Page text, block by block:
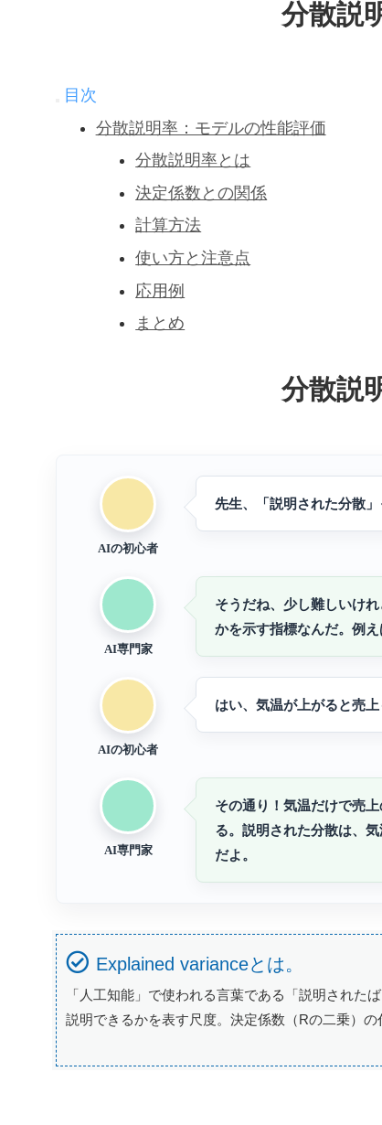
分散説
目次
分散説明率：モデルの性能評価
分散説明率とは
決定係数との関係
計算方法
使い方と注意点
応用例
まとめ
分散説
AIの初心者
先生、「説明された分散
AI専門家
そうだね、少し難しいけ
かを示す指標なんだ。例
AIの初心者
はい、気温が上がると売上
AI専門家
その通り！気温だけで売
る。説明された分散は、
だよ。
Explained varianceとは。
「人工知能」で使われる言葉である「説明された
説明できるかを表す尺度。決定係数（Rの二乗）の